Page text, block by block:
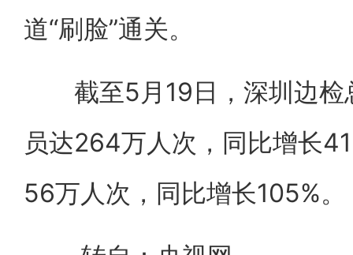
道“刷脸”通关。
截至5月19日，深圳边检
员达264万人次，同比增长
56万人次，同比增长105%。